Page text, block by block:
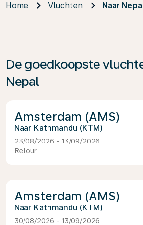
Home Vluchten Naar
De goedkoopste
Nepal
Amsterdam (AMS)
Kathmandu (KTM)
23/08/2026 - 13/09/2026
Retour
Amsterdam (AMS)
Kathmandu (KTM)
30/08/2026 - 13/09/2026